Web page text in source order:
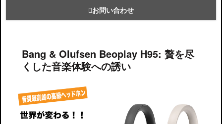
お問い合わせ
Bang & Olufsen Beoplay H95: 贅を尽
くした音楽体験への誘い